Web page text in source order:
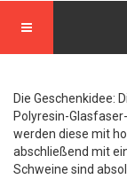
Die Geschenkidee:
Polyresin-
werden diese mit
abschließend mit
Schweine sind